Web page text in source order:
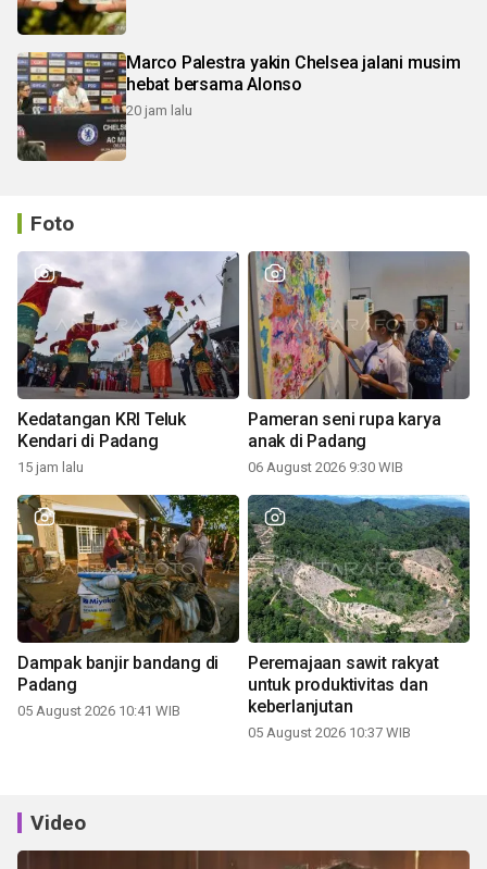
Marco Palestra yakin Chelsea jalani musim
hebat bersama Alonso
20 jam lalu
Foto
Kedatangan KRI Teluk
Kendari di Padang
15 jam lalu
Pameran seni rupa karya
anak di Padang
06 August 2026 9:30 WIB
Dampak banjir bandang di
Padang
05 August 2026 10:41 WIB
Peremajaan sawit rakyat
untuk produktivitas dan
keberlanjutan
05 August 2026 10:37 WIB
Video